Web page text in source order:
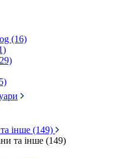
(16)
інше (149)
та інше (149)